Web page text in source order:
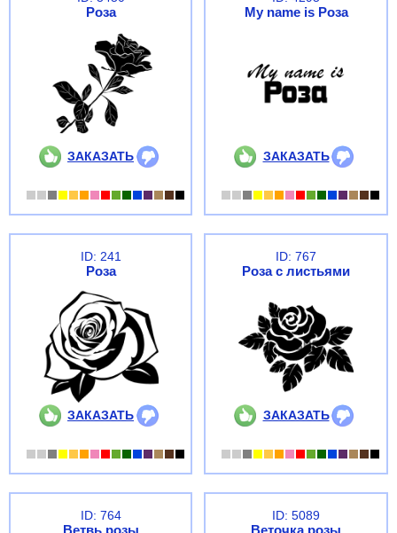
Роза
ЗАКАЗАТЬ
My name is Роза
ЗАКАЗАТЬ
ID: 241
Роза
ЗАКАЗАТЬ
ID: 767
Роза с листьями
ЗАКАЗАТЬ
ID: 764
Ветвь розы
ID: 5089
Веточка розы